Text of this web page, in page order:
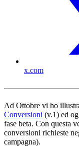
x.com
Ad Ottobre vi ho
Conversioni (v.1) ed
fase beta. Con questa
conversioni richieste
campagna).